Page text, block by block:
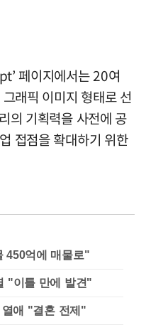
페이지에서는 20여
래픽 이미지 형태로 선
의 기획력을 사전에 공
접점을 확대하기 위한
450억에 매물로"
"이틀 만에 발견"
애 "결혼 전제"